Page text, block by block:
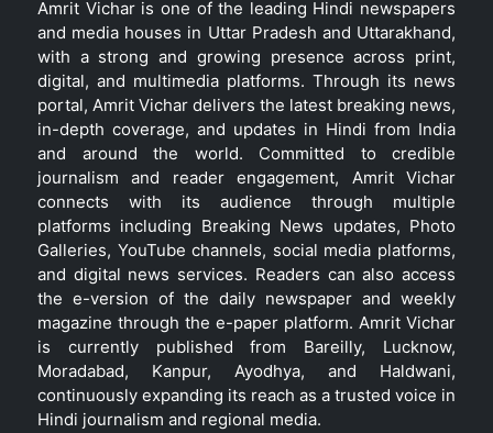
Amrit Vichar is one of the leading Hindi newspapers
and media houses in Uttar Pradesh and Uttarakhand,
with a strong and growing presence across print,
digital, and multimedia platforms. Through its news
portal, Amrit Vichar delivers the latest breaking news,
in-depth coverage, and updates in Hindi from India
and around the world. Committed to credible
journalism and reader engagement, Amrit Vichar
connects with its audience through multiple
platforms including Breaking News updates, Photo
Galleries, YouTube channels, social media platforms,
and digital news services. Readers can also access
the e-version of the daily newspaper and weekly
magazine through the e-paper platform. Amrit Vichar
is currently published from Bareilly, Lucknow,
Moradabad, Kanpur, Ayodhya, and Haldwani,
continuously expanding its reach as a trusted voice in
Hindi journalism and regional media.